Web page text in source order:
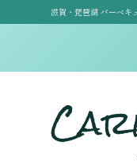
滋賀・琵琶湖 バーベキ